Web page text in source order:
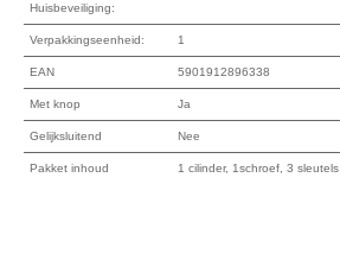
Huisbeveiliging:
Verpakkingseenheid: 1
EAN 5901912896338
Met knop Ja
Gelijksluitend Nee
Pakket inhoud 1 cilinder, 1schroef, 3 sleutels